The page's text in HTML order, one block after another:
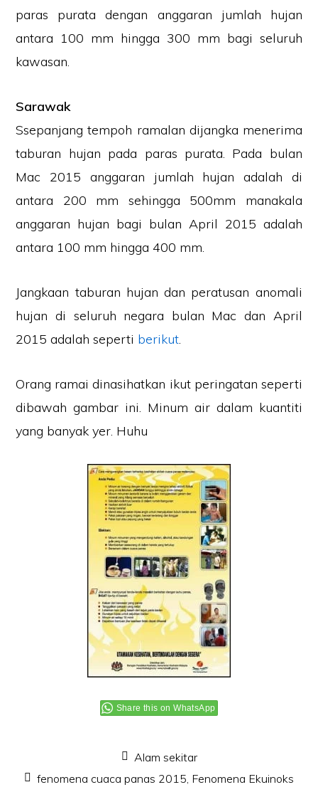
paras purata dengan anggaran jumlah hujan
antara 100 mm hingga 300 mm bagi seluruh
kawasan.
Sarawak
Ssepanjang tempoh ramalan dijangka menerima
taburan hujan pada paras purata. Pada bulan
Mac 2015 anggaran jumlah hujan adalah di
antara 200 mm sehingga 500mm manakala
anggaran hujan bagi bulan April 2015 adalah
antara 100 mm hingga 400 mm.
Jangkaan taburan hujan dan peratusan anomali
hujan di seluruh negara bulan Mac dan April
2015 adalah seperti berikut.
Orang ramai dinasihatkan ikut peringatan seperti
dibawah gambar ini. Minum air dalam kuantiti
yang banyak yer. Huhu
Share this on WhatsApp
Alam sekitar
fenomena cuaca panas 2015, Fenomena Ekuinoks